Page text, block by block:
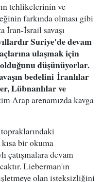
tehlikelerinin ve
farkında olması gibi
İran-İsrail savaşı
Suriye'de devam
ulaşmak için
düşünüyorlar.
bedelini İranlılar
Lübnanlılar ve
Arap arenamızda kavga
kısa bir okuma
çatışmalara devam
Lieberman'ın
olan isteksizliğini